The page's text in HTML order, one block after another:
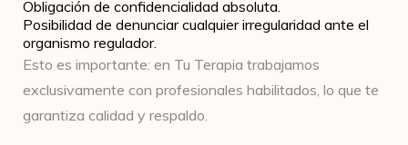
Obligación de confidencialidad absoluta.
Posibilidad de denunciar cualquier irregularidad ante el
organismo regulador.
Esto es importante: en Tu Terapia trabajamos
exclusivamente con profesionales habilitados, lo que te
garantiza calidad y respaldo.